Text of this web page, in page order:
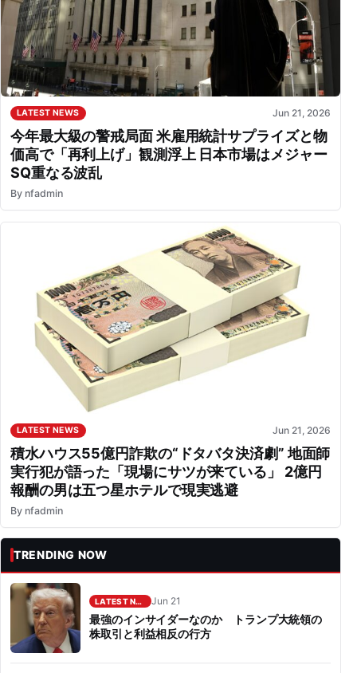
LATEST NEWS Jun 21, 2026
今年最大級の警戒局面 米雇用統計サプライズと物
価高で「再利上げ」観測浮上 日本市場はメジャー
SQ重なる波乱
By nfadmin
LATEST NEWS Jun 21, 2026
積水ハウス55億円詐欺の“ドタバタ決済劇” 地面師
実行犯が語った「現場にサツが来ている」 2億円
報酬の男は五つ星ホテルで現実逃避
By nfadmin
TRENDING NOW
LATEST NEWS Jun 21
最強のインサイダーなのか トランプ大統領の
株取引と利益相反の行方